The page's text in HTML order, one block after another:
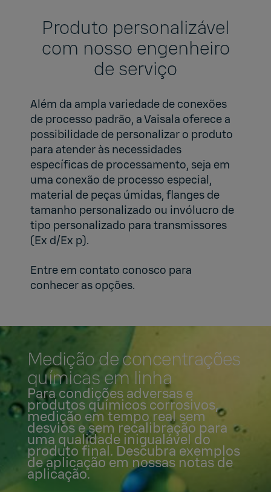
Produto personalizável
com nosso engenheiro
de serviço
Além da ampla variedade de conexões
de processo padrão, a Vaisala oferece a
possibilidade de personalizar o produto
para atender às necessidades
específicas de processamento, seja em
uma conexão de processo especial,
material de peças úmidas, flanges de
tamanho personalizado ou invólucro de
tipo personalizado para transmissores
(Ex d/Ex p).
Entre em contato conosco para
conhecer as opções.
Medição de concentrações
químicas em linha
Para condições adversas e
produtos químicos corrosivos,
medição em tempo real sem
desvios e sem recalibração para
uma qualidade inigualável do
produto final. Descubra exemplos
de aplicação em nossas notas de
aplicação.